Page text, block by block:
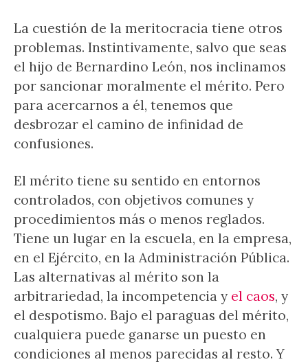
La cuestión de la meritocracia tiene otros
problemas. Instintivamente, salvo que seas
el hijo de Bernardino León, nos inclinamos
por sancionar moralmente el mérito. Pero
para acercarnos a él, tenemos que
desbrozar el camino de infinidad de
confusiones.
El mérito tiene su sentido en entornos
controlados, con objetivos comunes y
procedimientos más o menos reglados.
Tiene un lugar en la escuela, en la empresa,
en el Ejército, en la Administración Pública.
Las alternativas al mérito son la
arbitrariedad, la incompetencia y el caos, y
el despotismo. Bajo el paraguas del mérito,
cualquiera puede ganarse un puesto en
condiciones al menos parecidas al resto. Y